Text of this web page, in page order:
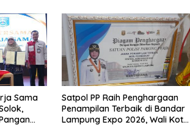
Sama
Satpol PP Raih Penghargaan
Penampilan Terbaik di Bandar
Lampung Expo 2026, Wali Kota